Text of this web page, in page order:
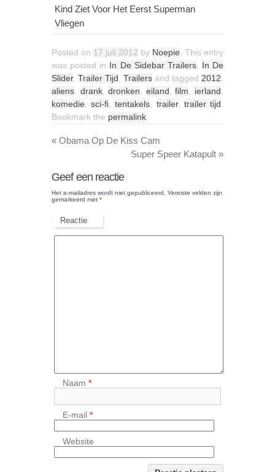
Kind Ziet Voor Het Eerst Superman
Vliegen
Posted on 17 juli 2012 by Noepie . This entry
was posted in In De Sidebar Trailers, In De
Slider, Trailer Tijd Trailers and tagged 2012
aliens
drank,dronken eiland ,film ierland
komedie ,sci-fi ,tentakels trailer, trailer tijd
Bookmark the permalink
« Obama Op De Kiss Cam
Super Speer Katapult »
Geef een reactie
Het e-mailadres wordt niet gepubliceerd.
Vereiste velden zijn
gemarkeerd met *
Reactie
Naam*
E-mail*
Website